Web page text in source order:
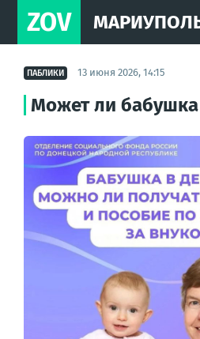
ZOV
ПАБЛИКИ 13 июня 2026, 14:15
Может ли бабушка